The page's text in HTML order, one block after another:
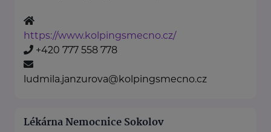
https://www.kolpingsmecno.cz/
+420 777 558 778
ludmila.janzurova@kolpingsmecno.cz
Lékárna Nemocnice Sokolov